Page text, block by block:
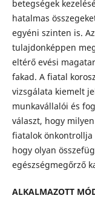
betegségek
hatalmas
egyéni szinten is.
tulajdonképpen
eltérő evési
fakad. A fiatal
vizsgálata kiemelt
munkavállalói és
választ, hogy
fiatalok önkontrollja
hogy olyan
egészségmegőrző
ALKALMAZOTT